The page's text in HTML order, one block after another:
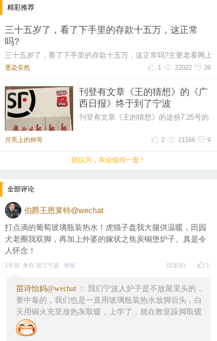
精彩推荐
三十五岁了，看了下手里的存款十五万，这正常
吗?
三十五岁了，看了下手里的存款十五万，这正常吗?主要老看网上
有人说这个年纪起码五十万起步，我身边有些朋
墨染安然ゝ 39
22022
1
刊登有文章《王的猜想》的《广
西日报》终于到了宁波
刊登有文章《王的猜想》的这份7.25号的
南宁到了浙江的宁波。2026.7.2
月亮上的帅哥 9
21166
2
窃以为，东论值得一逛！
全部评论
伯爵王恩莱特@wechat
打点滴的葡萄玻璃瓶装热水！虎猫子盘我大腿供温暖，田园
犬老圈我双脚，再加上外婆的嫁状之焦炭铜堡炉子。真是令
人怀念！
2
1年前 来自 浙江宁波 举报 回复 (6)
苗诗怡妈@wechat ： 我们宁波人炉子是不放屋里头的，
要中毒的，我们也是一直用玻璃瓶装热水放脚后头，白
天用铜火充里放热灰取暖，上学了，就在教室跺脚取暖